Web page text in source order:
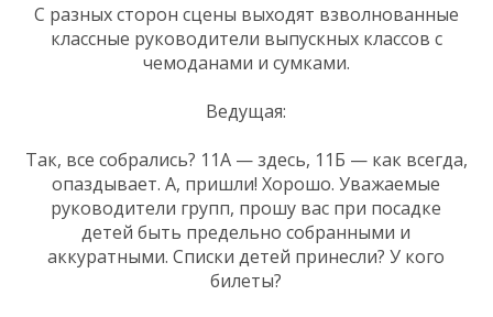
С разных сторон сцены выходят взволнованные
классные руководители выпускных классов с
чемоданами и сумками.
Ведущая:
Так, все собрались? 11А — здесь, 11Б — как всегда,
опаздывает. А, пришли! Хорошо. Уважаемые
руководители групп, прошу вас при посадке
детей быть предельно собранными и
аккуратными. Списки детей принесли? У кого
билеты?